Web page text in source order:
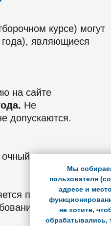
курсе) могут
года), являющиеся
на сайте
Не
допускаются.
курс в период с
приемной
изложенных в
Мы
пользователя
адресе и
не хотите,
обрабатывались,